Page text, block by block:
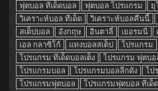
ฟุตบอล ทีเด็ดบอล
ฟุตบอล โปรแกรม ยุ
วิเคราะห์บอล ทีเด็ด
วิเคราะห์บอลคืนนี้
สเต็ปบอล
อังกฤษ อินตาลี่ เยอรมนี
เอล กลาซิโก้
แทงบอลสเต็ป โปรแกรม
โปรแกรม ทีเด็ดบอลเต็ง
โปรแกรม ฟุตบอ
โปรแกรมบอล
โปรแกรมบอลลีกดัง
โป
โปรแกรมฟุตบอล
โปรแกรมฟุตบอล ทีเด็ด